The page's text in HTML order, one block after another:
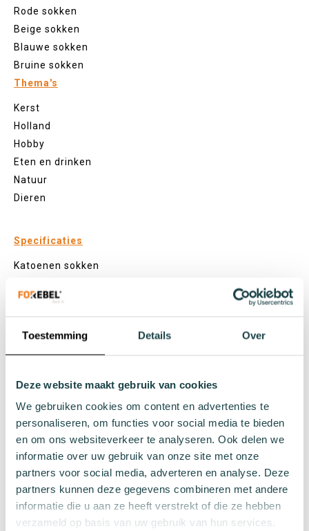
Toestemming Details Over
Deze website maakt gebruik van cookies
We gebruiken cookies om content en advertenties te
personaliseren, om functies voor social media te bieden
en om ons websiteverkeer te analyseren. Ook delen we
informatie over uw gebruik van onze site met onze
partners voor social media, adverteren en analyse. Deze
partners kunnen deze gegevens combineren met andere
informatie die u aan ze heeft verstrekt of die ze hebben
verzameld op basis van uw gebruik van hun services.
Rode sokken
Beige sokken
Blauwe sokken
Bruine sokken
Thema's
Kerst
Holland
Hobby
Eten en drinken
Natuur
Dieren
Specificaties
Katoenen sokken
Gerecyclede sokken
Naadloze sokken
Patronen
Effen sokken
Sokken met print
Gestreepte sokken
Gestipte sokken
Geblokte sokken
Glitter sokken
Visnet patroon sokken
Hartjes sokken